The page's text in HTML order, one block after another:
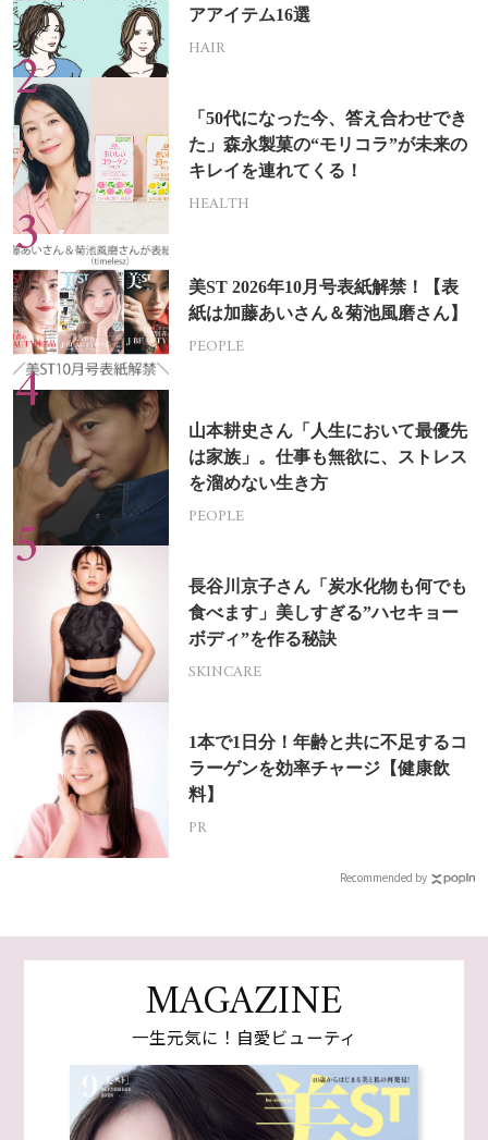
アアイテム16選
HAIR
「50代になった今、答え合わせでき
た」森永製菓の“モリコラ”が未来の
キレイを連れてくる！
HEALTH
美ST 2026年10月号表紙解禁！【表
紙は加藤あいさん＆菊池風磨さん】
PEOPLE
山本耕史さん「人生において最優先
は家族」。仕事も無欲に、ストレス
を溜めない生き方
PEOPLE
長谷川京子さん「炭水化物も何でも
食べます」美しすぎる”ハセキョー
ボディ”を作る秘訣
SKINCARE
1本で1日分！年齢と共に不足するコ
ラーゲンを効率チャージ【健康飲
料】
PR
Recommended by
MAGAZINE
一生元気に！自愛ビューティ